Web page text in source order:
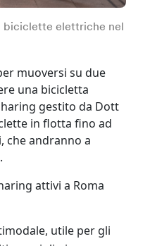
biciclette elettriche nel
muoversi su due
una bicicletta
gestito da Dott
in flotta fino ad
che andranno a
attivi a Roma
utile per gli